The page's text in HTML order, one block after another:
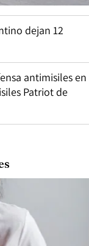
dejan 12
antimisiles en
Patriot de